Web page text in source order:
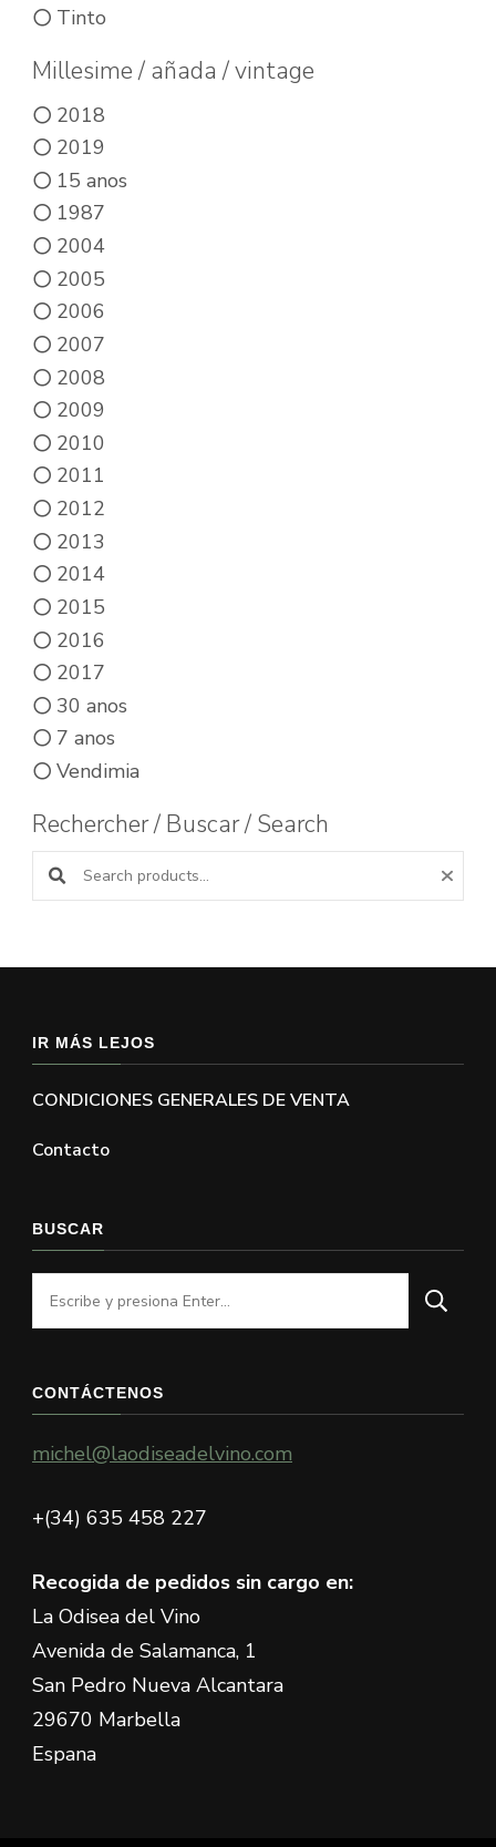
en
Tinto
Millesime / añada / vintage
2018
2019
15 anos
1987
2004
2005
2006
2007
2008
2009
2010
2011
2012
2013
2014
2015
2016
2017
30 anos
7 anos
Vendimia
Rechercher / Buscar / Search
Buscar productos:
IR MÁS LEJOS
CONDICIONES GENERALES DE VENTA
Contacto
BUSCAR
¿Buscas
algo?
CONTÁCTENOS
michel@laodiseadelvino.com
+(34) 635 458 227
Recogida de pedidos sin cargo en:
La Odisea del Vino
Avenida de Salamanca, 1
San Pedro Nueva Alcantara
29670 Marbella
Espana